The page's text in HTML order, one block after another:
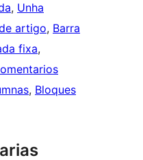
, Unha
artigo, Barra
fixa
, Bloques